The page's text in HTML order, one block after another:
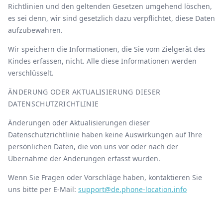
Richtlinien und den geltenden Gesetzen umgehend löschen,
es sei denn, wir sind gesetzlich dazu verpflichtet, diese Daten
aufzubewahren.
Wir speichern die Informationen, die Sie vom Zielgerät des
Kindes erfassen, nicht. Alle diese Informationen werden
verschlüsselt.
ÄNDERUNG ODER AKTUALISIERUNG DIESER
DATENSCHUTZRICHTLINIE
Änderungen oder Aktualisierungen dieser
Datenschutzrichtlinie haben keine Auswirkungen auf Ihre
persönlichen Daten, die von uns vor oder nach der
Übernahme der Änderungen erfasst wurden.
Wenn Sie Fragen oder Vorschläge haben, kontaktieren Sie
uns bitte per E-Mail: support@de.phone-location.info